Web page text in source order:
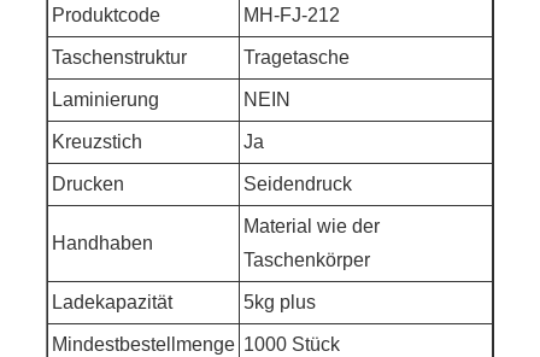
Produktcode MH-FJ-212
Taschenstruktur Tragetasche
Laminierung NEIN
Kreuzstich Ja
Drucken Seidendruck
Handhaben
Material wie der
Taschenkörper
Ladekapazität 5kg plus
Mindestbestellmenge 1000 Stück